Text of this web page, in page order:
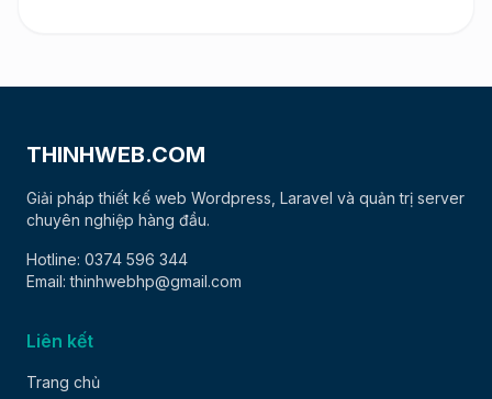
THINHWEB.COM
Giải pháp thiết kế web Wordpress, Laravel và quản trị server
chuyên nghiệp hàng đầu.
Hotline: 0374 596 344
Email: thinhwebhp@gmail.com
Liên kết
Trang chủ